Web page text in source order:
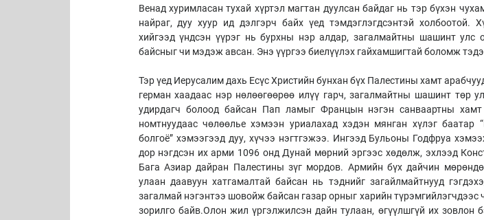
Венад хуримласан тухай хүртэл магтан дуулсан байдаг нь тэр бүхэн
найраг, дуу хуур ид дэлгэрч байх үед тэмдэглэгдсэнтэй холбоотой.
хийгээд үндсэн үүрэг нь бурхны нэр алдар, загалмайтны шашинт улс
байсныг чи мэдэж авсан. Энэ үүргээ биелүүлэх гайхамшигтай боломж
Тэр үед Иерусалим дахь Есүс Христийн бунхан бүх Палестины хамт
герман хаадаас нэр нөлөөгөөрөө илүү гарч, загалмайтны шашинт төр
удирдагч болоод байсан Пап ламыг Францын нэгэн санваартны хамт
номтнуудаас чөлөөлье хэмээн уриалахад хэдэн мянган хүлэг баатар
болгоё” хэмээгээд дуу, хүчээ нэгтгэжээ. Ингээд Бульоны Годфруа
дор нэгдсэн их арми 1096 онд Дунай мөрний эргээс хөдөлж, эхлээд
Бага Азиар дайран Палестины зүг мордов. Армийн бүх дайчин
улаан даавуун хатгамалтай байсан нь тэднийг загайлмайтнууд
загалмай нэгэнтээ шовойж байсан газар орныг харийн түрэмгийлэгчдээс
зорилго байв.Олон жил үргэлжилсэн дайн тулаан, өгүүлшгүй их зовлон